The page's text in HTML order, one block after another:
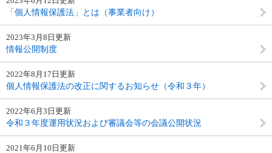
「個人情報保護法」とは（事業者向け）
2023年3月8日更新
情報公開制度
2022年8月17日更新
個人情報保護法の改正に関するお知らせ（令和３年）
2022年6月3日更新
令和３年度運用状況および審議会等の会議公開状況
2021年6月10日更新